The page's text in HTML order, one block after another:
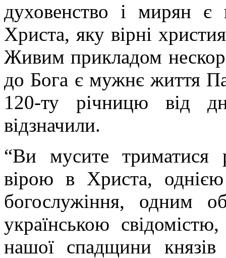
духовенство і мирян є
Христа, яку вірні
Живим прикладом
до Бога є мужнє життя
120-ту річницю від
відзначили.
“Ви мусите триматися
вірою в Христа,
богослужіння, одним
українською
нашої спадщини